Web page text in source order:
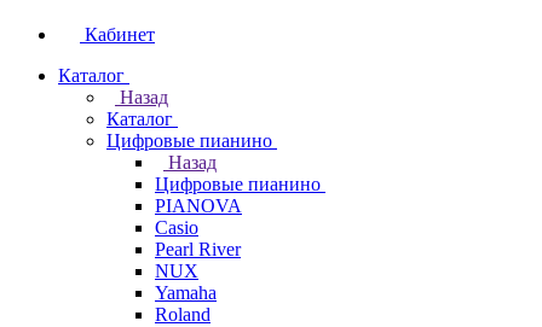
Кабинет
Каталог
Назад
Каталог
Цифровые пианино
Назад
Цифровые пианино
PIANOVA
Casio
Pearl River
NUX
Yamaha
Roland